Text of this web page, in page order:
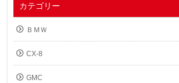
カテゴリー
ＢＭＷ
CX-8
GMC